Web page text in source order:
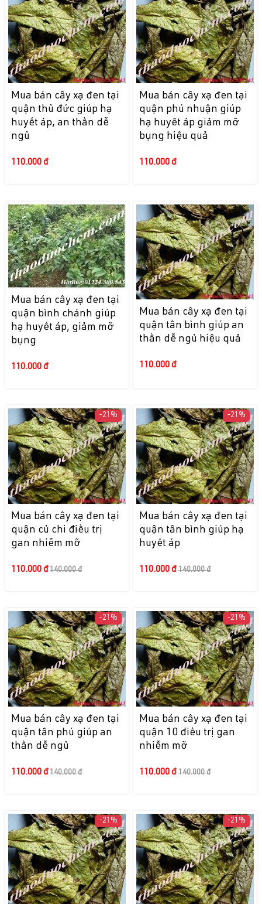
Mua bán cây xạ đen tại
quận thủ đức giúp hạ
huyết áp, an thần dễ
ngủ
110.000 đ
Mua bán cây xạ đen tại
quận phú nhuận giúp
hạ huyêt áp giảm mỡ
bụng hiệu quả
110.000 đ
Mua bán cây xạ đen tại
quận bình chánh giúp
hạ huyết áp, giảm mỡ
bụng
110.000 đ
Mua bán cây xạ đen tại
quận tân bình giúp an
thần dễ ngủ hiệu quả
110.000 đ
-21%
Mua bán cây xạ đen tại
quận củ chi điều trị
gan nhiễm mỡ
110.000 đ 140.000 đ
-21%
Mua bán cây xạ đen tại
quận tân bình giúp hạ
huyết áp
110.000 đ 140.000 đ
-21%
Mua bán cây xạ đen tại
quận tân phú giúp an
thần dễ ngủ
110.000 đ 140.000 đ
-21%
Mua bán cây xạ đen tại
quận 10 điều trị gan
nhiễm mỡ
110.000 đ 140.000 đ
-21% -21%